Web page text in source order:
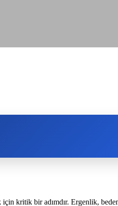
kritik bir adımdır. Ergenlik,